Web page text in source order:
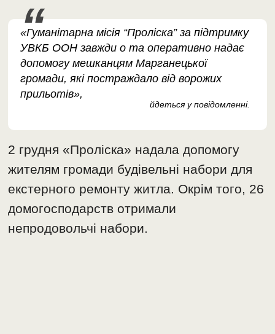
«Гуманітарна місія “Проліска” за підтримку
УВКБ ООН завжди о та оперативно надає
допомогу мешканцям Марганецької
громади, які постраждало від ворожих
прильотів»,
йдеться у повідомленні.
2 грудня «Проліска» надала допомогу
жителям громади будівельні набори для
екстерного ремонту житла. Окрім того, 26
домогосподарств отримали
непродовольчі набори.